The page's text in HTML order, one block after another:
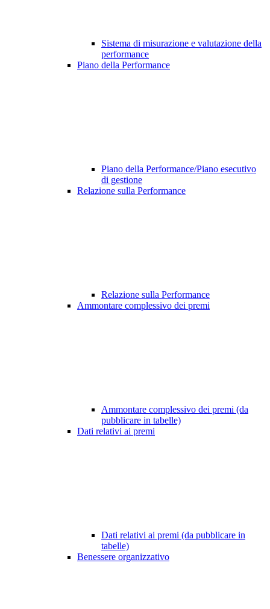
Sistema di misurazione e valutazione della
performance
Piano della Performance
Piano della Performance/Piano esecutivo
di gestione
Relazione sulla Performance
Relazione sulla Performance
Ammontare complessivo dei premi
Ammontare complessivo dei premi (da
pubblicare in tabelle)
Dati relativi ai premi
Dati relativi ai premi (da pubblicare in
tabelle)
Benessere organizzativo